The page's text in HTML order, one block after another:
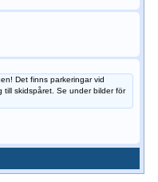
Det finns parkeringar vid
till skidspåret. Se under bilder för